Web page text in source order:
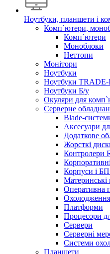
Ноутбуки, планшети і
Комп`ютери,
Комп`ютери
Моноблоки
Неттопи
Монітори
Ноутбуки
Ноутбуки
Ноутбуки Б/у
Окуляри для
Серверне
Blade-
Аксесуари
Додаткове
Жорсткі
Контролери
Корпуси і БП
Материнські
Оперативна
Охолодження
Платформи
Процесори
Сервери
Серверні
Системи
Планшети